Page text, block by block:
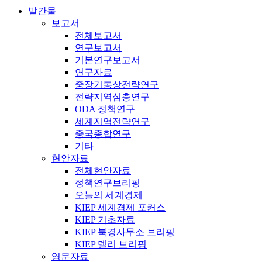
발간물
보고서
전체보고서
연구보고서
기본연구보고서
연구자료
중장기통상전략연구
전략지역심층연구
ODA 정책연구
세계지역전략연구
중국종합연구
기타
현안자료
전체현안자료
정책연구브리핑
오늘의 세계경제
KIEP 세계경제 포커스
KIEP 기초자료
KIEP 북경사무소 브리핑
KIEP 델리 브리핑
영문자료